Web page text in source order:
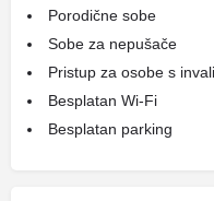
Porodične sobe
Sobe za nepušače
Pristup za osobe s
Besplatan Wi-Fi
Besplatan parking